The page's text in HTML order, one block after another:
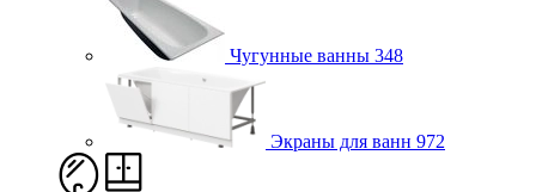
Чугунные ванны 348
Экраны для ванн 972